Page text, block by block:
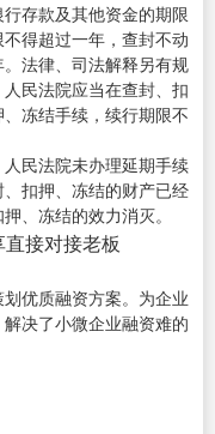
存款及其他资金的期限
得超过一年，查封不动
法律、司法解释另有规
民法院应当在查封、扣
冻结手续，续行期限不
民法院未办理延期手续
扣押、冻结的财产已经
、冻结的效力消灭。
接对接老板
优质融资方案。为企业
决了小微企业融资难的